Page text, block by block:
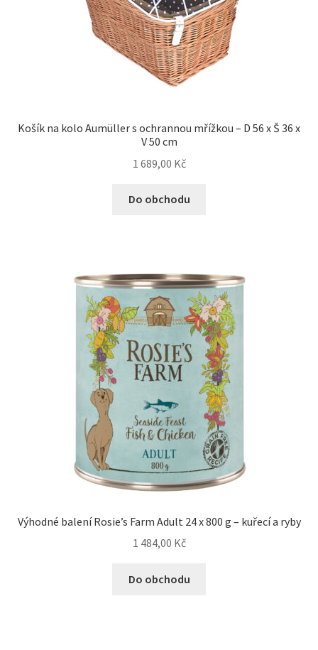
Košík na kolo Aumüller s ochrannou mřížkou – D 56 x Š 36 x
V 50 cm
1 689,00 Kč
Do obchodu
Výhodné balení Rosie’s Farm Adult 24 x 800 g – kuřecí a ryby
1 484,00 Kč
Do obchodu